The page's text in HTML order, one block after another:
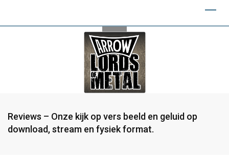
Reviews – Onze kijk op vers beeld en geluid op
download, stream en fysiek format.